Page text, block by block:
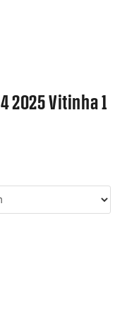
2025 Vitinha 1